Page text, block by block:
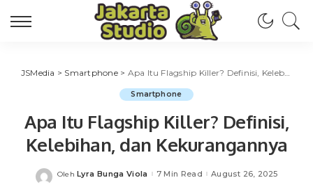
JSMedia > Smartphone> Apa Itu Flagship Killer? Definisi, Kelebihan, dan Kekurangannya
Smartphone
Apa Itu Flagship Killer? Definisi,
Kelebihan, dan Kekurangannya
Posted
Oleh Lyra Bunga Viola 7 Min Read August 26, 2025